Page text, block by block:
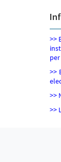
>>
>>
>>
>>